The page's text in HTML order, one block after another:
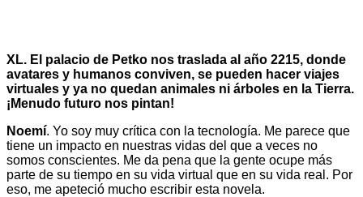
XL. El palacio de Petko nos traslada al año 2215, donde
avatares y humanos conviven, se pueden hacer viajes
virtuales y ya no quedan animales ni árboles en la Tierra.
¡Menudo futuro nos pintan!
Noemí. Yo soy muy crítica con la tecnología. Me parece que
tiene un impacto en nuestras vidas del que a veces no
somos conscientes. Me da pena que la gente ocupe más
parte de su tiempo en su vida virtual que en su vida real. Por
eso, me apeteció mucho escribir esta novela.